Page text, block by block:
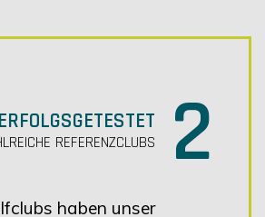
2
ERFOLGSGETESTET
REFERENZCLUBS
haben unser